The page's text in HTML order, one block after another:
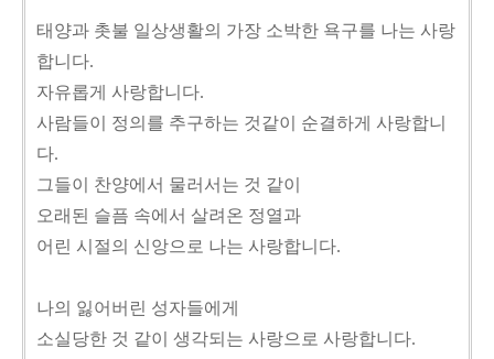
태양과 촛불 일상생활의 가장 소박한 욕구를 나는 사랑
합니다.
자유롭게 사랑합니다.
사람들이 정의를 추구하는 것같이 순결하게 사랑합니
다.
그들이 찬양에서 물러서는 것 같이
오래된 슬픔 속에서 살려온 정열과
어린 시절의 신앙으로 나는 사랑합니다.
나의 잃어버린 성자들에게
소실당한 것 같이 생각되는 사랑으로 사랑합니다.